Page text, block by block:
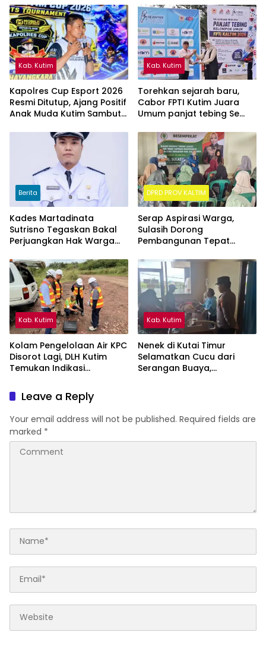
Kab. Kutim
Kapolres Cup Esport 2026
Resmi Ditutup, Ajang Positif
Anak Muda Kutim Sambut
Kab. Kutim
Torehkan sejarah baru,
Cabor FPTI Kutim Juara
Umum panjat tebing Se
Berita
Kades Martadinata
Sutrisno Tegaskan Bakal
Perjuangkan Hak Warga
Kutim
DPRD PROV KALTIM
Serap Aspirasi Warga,
Sulasih Dorong
Pembangunan Tepat
Kab. Kutim
Kolam Pengelolaan Air KPC
Disorot Lagi, DLH Kutim
Temukan Indikasi
Kab. Kutim
Nenek di Kutai Timur
Selamatkan Cucu dari
Serangan Buaya,
Leave a Reply
Your email address will not be published. Required fields are
marked *